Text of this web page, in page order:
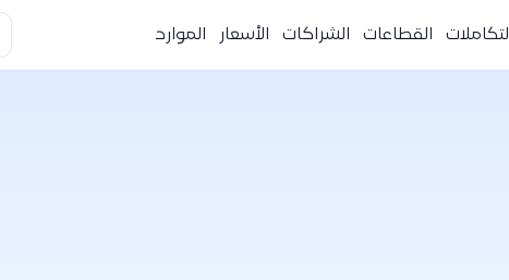
التكاملات القطاعات الشراكات الأسعار الموارد